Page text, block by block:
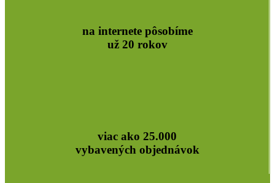
na internete pôsobíme
už 20 rokov
viac ako 25.000
vybavených objednávok